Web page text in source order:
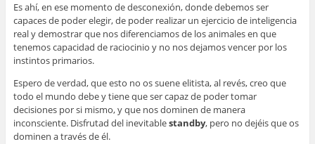
Es ahí, en ese momento de desconexión, donde debemos ser
capaces de poder elegir, de poder realizar un ejercicio de inteligencia
real y demostrar que nos diferenciamos de los animales en que
tenemos capacidad de raciocinio y no nos dejamos vencer por los
instintos primarios.
Espero de verdad, que esto no os suene elitista, al revés, creo que
todo el mundo debe y tiene que ser capaz de poder tomar
decisiones por si mismo, y que nos dominen de manera
inconsciente. Disfrutad del inevitablestandby, pero no dejéis que os
dominen a través de él.